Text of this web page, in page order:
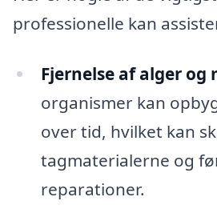
professionelle kan
Fjernelse af alger og
organismer kan
over tid, hvilket kan
tagmaterialerne og
reparationer.